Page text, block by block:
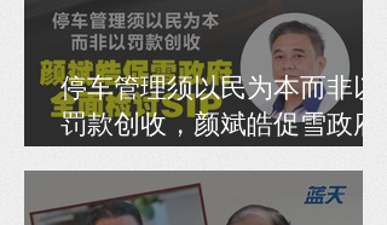
停车管理须以民为本而非以
罚款创收，颜斌皓促雪政府